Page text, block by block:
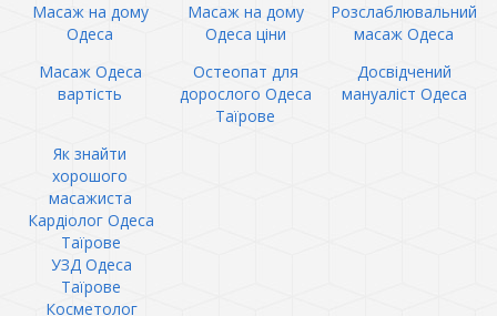
Масаж на дому
Одеса
Масаж на дому
Одеса ціни
Розслаблювальний
масаж Одеса
Масаж Одеса
вартість
Остеопат для
дорослого Одеса
Таїрове
Досвідчений
мануаліст Одеса
Як знайти
хорошого
масажиста
Кардіолог Одеса
Таїрове
УЗД Одеса
Таїрове
Косметолог